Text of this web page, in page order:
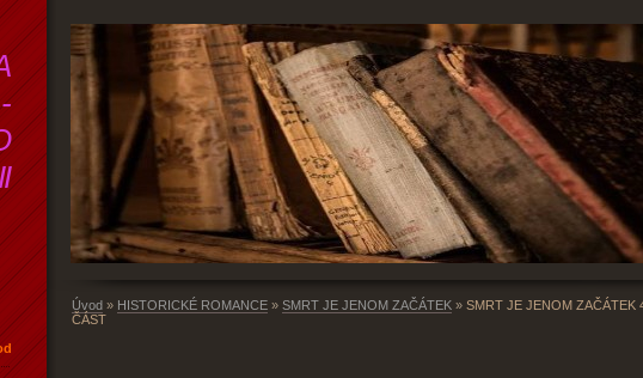
Úvod » HISTORICKÉ ROMANCE » SMRT JE JENOM ZAČÁTEK » SMRT JE JENOM ZAČÁTEK
ČÁST